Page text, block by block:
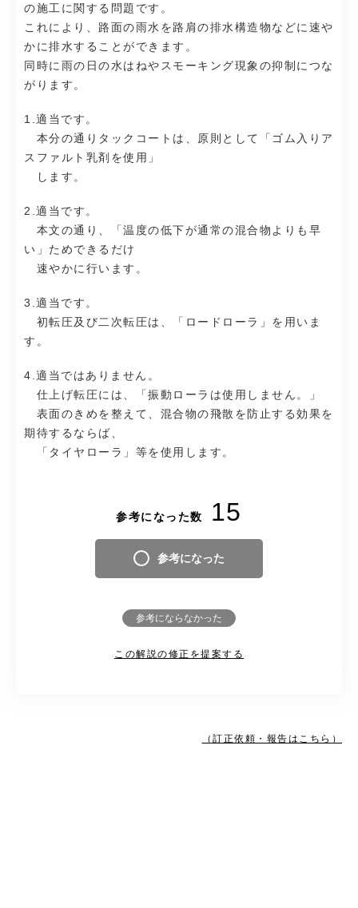
の施工に関する問題です。
これにより、路面の雨水を路肩の排水構造物などに速や
かに排水することができます。
同時に雨の日の水はねやスモーキング現象の抑制につな
がります。
1.適当です。
本分の通りタックコートは、原則として「ゴム入りア
スファルト乳剤を使用」
します。
2.適当です。
本文の通り、「温度の低下が通常の混合物よりも早
い」ためできるだけ
速やかに行います。
3.適当です。
初転圧及び二次転圧は、「ロードローラ」を用いま
す。
4.適当ではありません。
仕上げ転圧には、「振動ローラは使用しません。」
表面のきめを整えて、混合物の飛散を防止する効果を
期待するならば、
「タイヤローラ」等を使用します。
参考になった数 15
参考になった
参考にならなかった
この解説の修正を提案する
（訂正依頼・報告はこちら）